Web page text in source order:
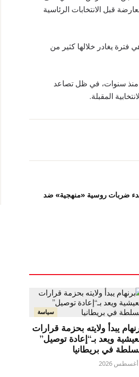
قبل الانتخابات الرئاسية
فترة يغادر خلالها كثير من
منذ سنوات، في ظل تصاعد
المقبلة.
ضربات روسية «منهجية» ضد
سياسة
يبدأ ولايته بحزمة قرارات
ويعد بـ“إعادة توصيل”
في بريطانيا